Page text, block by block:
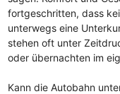
fortgeschritten, dass
unterwegs eine
stehen oft unter
oder übernachten im
Kann die Autobahn